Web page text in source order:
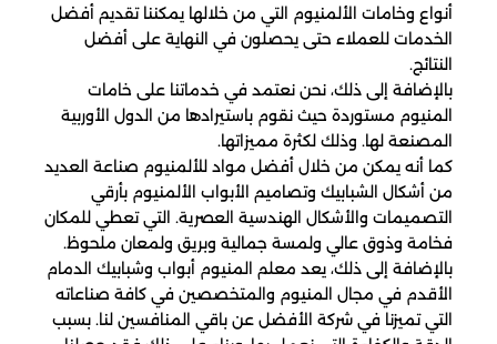
أنواع وخامات الألمنيوم التي من خلالها يمكننا تقديم أفضل
الخدمات للعملاء حتى يحصلون في النهاية على أفضل
النتائج.
بالإضافة إلى ذلك، نحن نعتمد في خدماتنا على خامات
المنيوم مستوردة حيث نقوم باستيرادها من الدول الأوربية
المصنعة لها. وذلك لكثرة مميزاتها.
كما أنه يمكن من خلال أفضل مواد للألمنيوم صناعة العديد
من أشكال الشبابيك وتصاميم الأبواب الألمنيوم بأرقي
التصميمات والأشكال الهندسية العصرية. التي تعطي للمكان
فخامة وذوق عالي ولمسة جمالية وبريق ولمعان ملحوظ.
بالإضافة إلى ذلك، يعد معلم المنيوم أبواب وشبابيك الدمام
الأقدم في مجال المنيوم والمتخصصين في كافة صناعاته
التي تميزنا في شركة الأفضل عن باقي المنافسين لنا. بسبب